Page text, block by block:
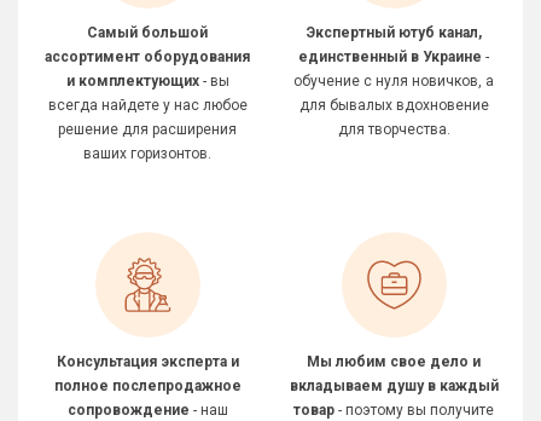
Самый большой
ассортимент оборудования
и комплектующих- вы
всегда найдете у нас любое
решение для расширения
ваших горизонтов.
Экспертный ютуб канал,
единственный в Украине -
обучение с нуля новичков, а
для бывалых вдохновение
для творчества.
Консультация эксперта и
полное послепродажное
сопровождение - наш
Мы любим свое дело и
вкладываем душу в каждый
товар - поэтому вы получите